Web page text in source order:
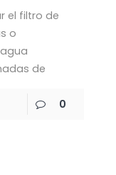
el filtro de
o
de
0